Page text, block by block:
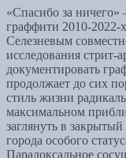
«Спасибо за ничего»
граффити 2010-2022-
Селезневым
исследования стрит-
документировать
продолжает до сих
стиль жизни
максимальном
заглянуть в
города особого
Парадоксальное